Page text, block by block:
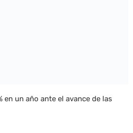
en un año ante el avance de las